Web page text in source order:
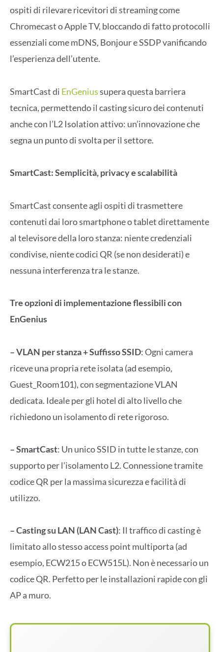
ospiti di rilevare ricevitori di streaming come
Chromecast o Apple TV, bloccando di fatto protocolli
essenziali come mDNS, Bonjour e SSDP vanificando
l’esperienza dell’utente.
SmartCast di EnGeniussupera questa barriera
tecnica, permettendo il casting sicuro dei contenuti
anche con l’L2 Isolation attivo: un’innovazione che
segna un punto di svolta per il settore.
SmartCast: Semplicità, privacy e scalabilità
SmartCast consente agli ospiti di trasmettere
contenuti dai loro smartphone o tablet direttamente
al televisore della loro stanza: niente credenziali
condivise, niente codici QR (se non desiderati) e
nessuna interferenza tra le stanze.
Tre opzioni di implementazione flessibili con
EnGenius
– VLAN per stanza + Suffisso SSID: Ogni camera
riceve una propria rete isolata (ad esempio,
Guest_Room101), con segmentazione VLAN
dedicata. Ideale per gli hotel di alto livello che
richiedono un isolamento di rete rigoroso.
– SmartCast: Un unico SSID in tutte le stanze, con
supporto per l’isolamento L2. Connessione tramite
codice QR per la massima sicurezza e facilità di
utilizzo.
– Casting su LAN (LAN Cast): Il traffico di casting è
limitato allo stesso access point multiporta (ad
esempio, ECW215 o ECW515L). Non è necessario un
codice QR. Perfetto per le installazioni rapide con gli
AP a muro.